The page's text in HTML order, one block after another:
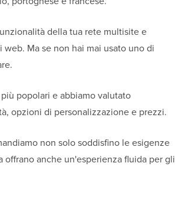
della tua rete multisite e
Ma se non hai mai usato uno di
popolari e abbiamo valutato
opzioni di personalizzazione e prezzi.
non solo soddisfino le esigenze
anche un'esperienza fluida per gli